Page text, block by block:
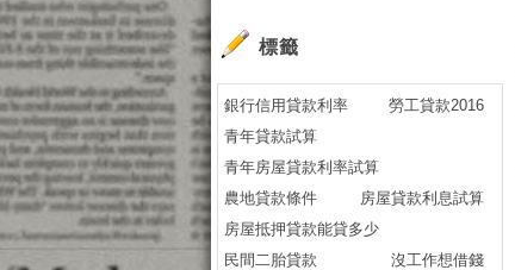
標籤
銀行信用貸款利率
勞工貸款2016
青年貸款試算
青年房屋貸款利率試算
農地貸款條件
房屋貸款利息試算
房屋抵押貸款能貸多少
民間二胎貸款
沒工作想借錢